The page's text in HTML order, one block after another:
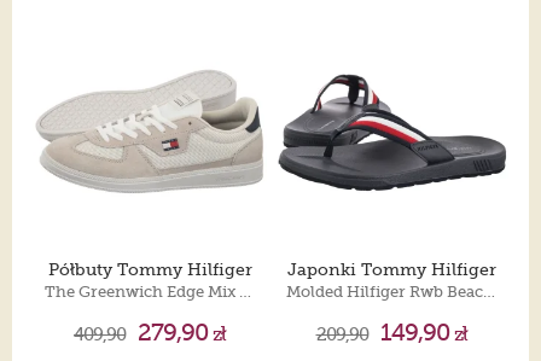
Półbuty Tommy Hilfiger
The Greenwich Edge Mix Material Stratus Gray EM0EM01684 P06
409,90 279,90zł
Japonki Tommy Hilfiger
Molded Hilfiger Rwb Beach Sandal Rwb FM0FM05803 0GY
209,90 149,90zł